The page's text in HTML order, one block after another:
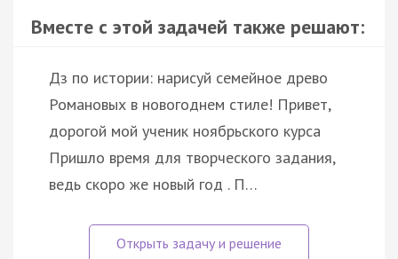
Вместе с этой задачей также решают:
Дз по истории: нарисуй семейное древо
Романовых в новогоднем стиле! Привет,
дорогой мой ученик ноябрьского курса
Пришло время для творческого задания,
ведь скоро же новый год . П…